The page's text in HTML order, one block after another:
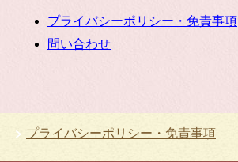
プライバシーポリシー・免責事項
問い合わせ
プライバシーポリシー・免責事項